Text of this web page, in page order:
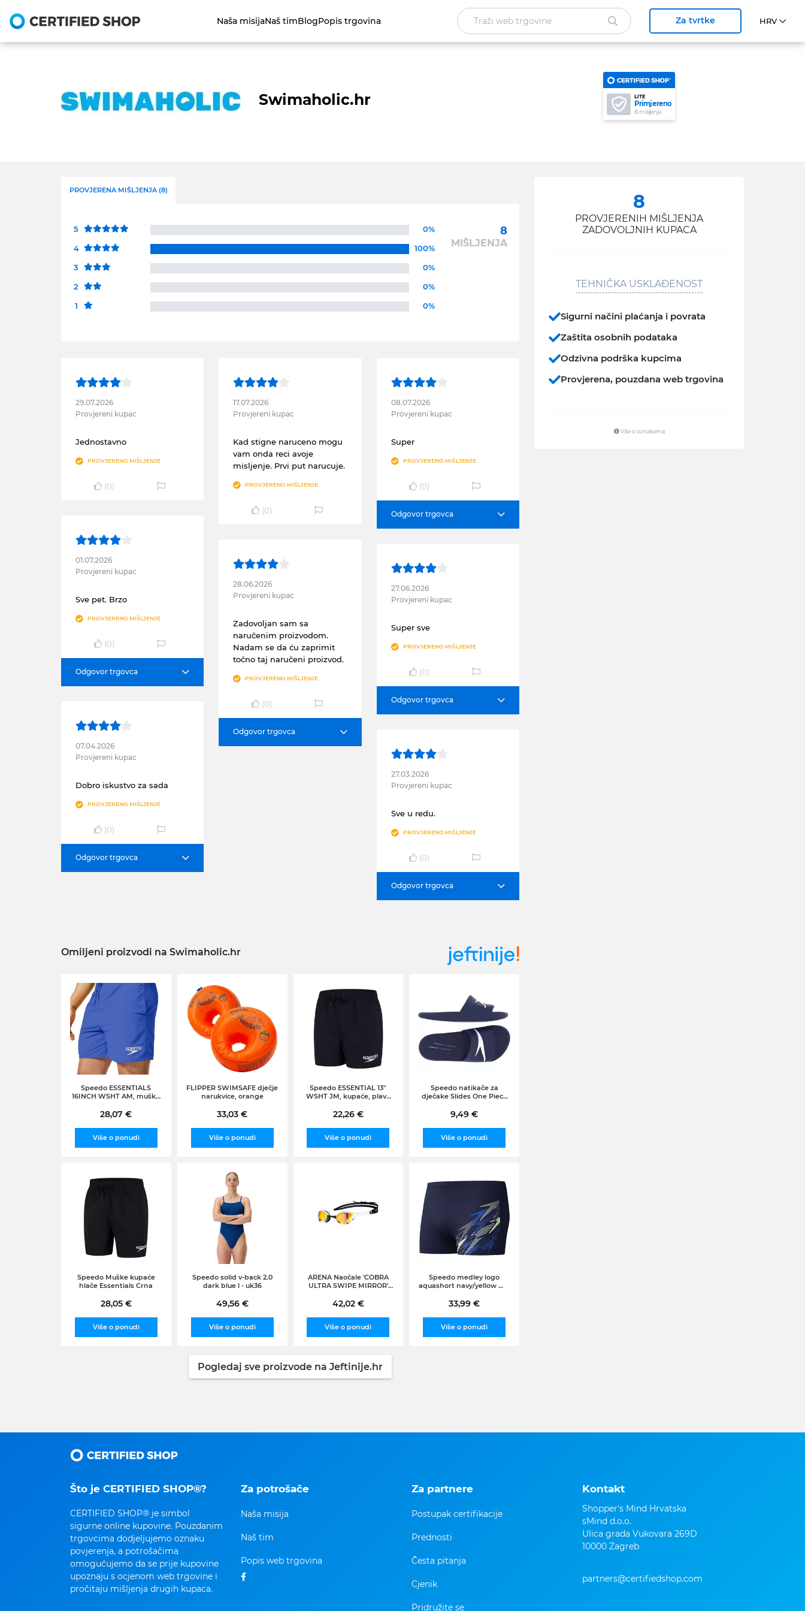
Naša misijaNaš timBlogPopis trgovina Za tvrtke
Swimaholic.hr LITE
Primjereno
8 mišljenja
PROVJERENA MIŠLJENJA (8)
5
0%
4
100%
3
0%
2
0%
1
0%
8
MIŠLJENJA
29.07.2026
Provjereni kupac
Jednostavno
PROVJERENO MIŠLJENJE
(0)
17.07.2026
Provjereni kupac
Kad stigne naruceno mogu
vam onda reci avoje
misljenje. Prvi put narucuje.
PROVJERENO MIŠLJENJE
(0)
08.07.2026
Provjereni kupac
Super
PROVJERENO MIŠLJENJE
(0)
Odgovor trgovca
01.07.2026
Provjereni kupac
Sve pet. Brzo
PROVJERENO MIŠLJENJE
(0)
Odgovor trgovca
28.06.2026
Provjereni kupac
Zadovoljan sam sa
naručenim proizvodom.
Nadam se da ću zaprimit
točno taj naručeni proizvod.
PROVJERENO MIŠLJENJE
(0)
Odgovor trgovca
27.06.2026
Provjereni kupac
Super sve
PROVJERENO MIŠLJENJE
(0)
Odgovor trgovca
07.04.2026
Provjereni kupac
Dobro iskustvo za sada
PROVJERENO MIŠLJENJE
(0)
Odgovor trgovca
27.03.2026
Provjereni kupac
Sve u redu.
PROVJERENO MIŠLJENJE
(0)
Odgovor trgovca
Omiljeni proizvodi na Swimaholic.hr
Speedo ESSENTIALS
16INCH WSHT AM, muške
28,07 €
Više o ponudi
FLIPPER SWIMSAFE dječje
narukvice, orange
33,03 €
Više o ponudi
Speedo ESSENTIAL 13"
WSHT JM, kupaće, plava
22,26 €
Više o ponudi
Speedo natikače za
dječake Slides One Piece
plave
9,49 €
Više o ponudi
Speedo Muške kupaće
hlače Essentials Crna
28,05 €
Više o ponudi
Speedo solid v-back 2.0
dark blue l - uk36
49,56 €
Više o ponudi
ARENA Naočale 'COBRA
ULTRA SWIPE MIRROR'
42,02 €
Više o ponudi
Speedo medley logo
aquashort navy/yellow m -
33,99 €
Više o ponudi
Pogledaj sve proizvode na Jeftinije.hr
8
PROVJERENIH MIŠLJENJA
ZADOVOLJNIH KUPACA
TEHNIČKA USKLAĐENOST
Sigurni načini plaćanja i povrata
Zaštita osobnih podataka
Odzivna podrška kupcima
Provjerena, pouzdana web trgovina
Više o oznakama
Što je CERTIFIED SHOP®?
CERTIFIED SHOP® je simbol
sigurne online kupovine. Pouzdanim
trgovcima dodjeljujemo oznaku
povjerenja, a potrošačima
omogućujemo da se prije kupovine
upoznaju s ocjenom web trgovine i
pročitaju mišljenja drugih kupaca.
Za potrošače
Naša misija
Naš tim
Popis web trgovina
Za partnere
Postupak certifikacije
Prednosti
Česta pitanja
Cjenik
Pridružite se
Kontakt
Shopper's Mind Hrvatska
sMind d.o.o.
Ulica grada Vukovara 269D
10000 Zagreb
partners@certifiedshop.com